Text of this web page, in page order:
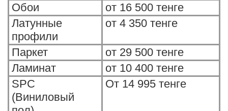
Обои
от 16 500 тенге
Латунные
профили
от 4 350 тенге
Паркет
от 29 500 тенге
Ламинат
от 10 400 тенге
SPC
(Виниловый
От 14 995 тенге